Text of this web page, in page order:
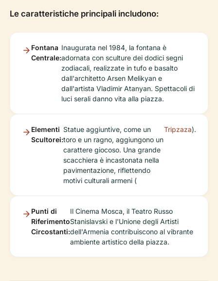
Le caratteristiche principali includono:
Fontana
Centrale:
Inaugurata nel 1984, la fontana è
adornata con sculture dei dodici segni
zodiacali, realizzate in tufo e basalto
dall'architetto Arsen Melikyan e
dall'artista Vladimir Atanyan. Spettacoli di
luci serali danno vita alla piazza.
Elementi
Scultorei:
Statue aggiuntive, come un
toro e un ragno, aggiungono un
carattere giocoso. Una grande
scacchiera è incastonata nella
pavimentazione, riflettendo
motivi culturali armeni (
Tripzaza).
Punti di
Riferimento
Circostanti:
Il Cinema Mosca, il Teatro Russo
Stanislavski e l'Unione degli Artisti
dell'Armenia contribuiscono al vibrante
ambiente artistico della piazza.